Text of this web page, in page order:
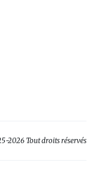
2026 Tout droits réservés